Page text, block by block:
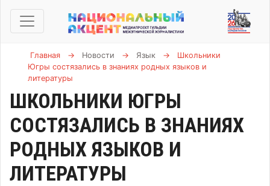
Главная → Новости → Язык →
Школьники
Югры состязались в знаниях родных языков и
литературы
ШКОЛЬНИКИ ЮГРЫ
СОСТЯЗАЛИСЬ В ЗНАНИЯХ
РОДНЫХ ЯЗЫКОВ И
ЛИТЕРАТУРЫ